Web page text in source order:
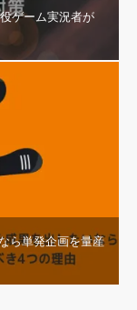
ゲーム実況者が
ら単発企画を量産